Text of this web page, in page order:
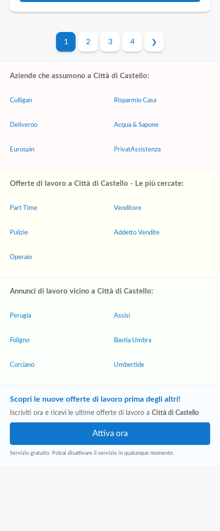
1 2 3 4
Aziende che assumono a Città di Castello:
Culligan
Deliveroo
Eurospin
Risparmio Casa
Acqua & Sapone
PrivatAssistenza
Offerte di lavoro a Città di Castello - Le più cercate:
Part Time
Pulizie
Operaio
Venditore
Addetto Vendite
Annunci di lavoro vicino a Città di Castello:
Perugia
Foligno
Corciano
Assisi
Bastia Umbra
Umbertide
Scopri le nuove offerte di lavoro prima degli altri!
Iscriviti ora e ricevi le ultime offerte di lavoro a Città di Castello
Servizio gratuito. Potrai disattivare il servizio in qualunque momento